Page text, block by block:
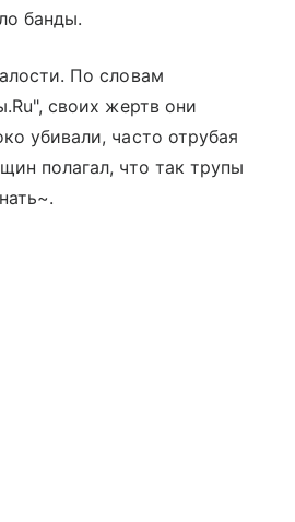
банды.
По словам
своих жертв они
убивали, часто отрубая
полагал, что так трупы